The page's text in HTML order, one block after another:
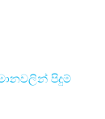
පිදුම්